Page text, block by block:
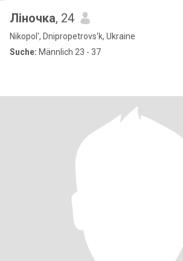
Ліночка, 24
Nikopol', Dnipropetrovs'k, Ukraine
Suche: Männlich 23 - 37